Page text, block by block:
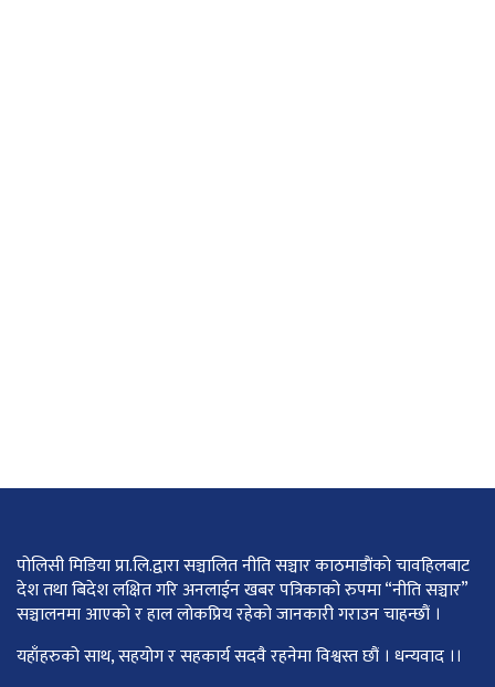
पोलिसी मिडिया प्रा.लि.द्वारा सञ्चालित नीति सञ्चार काठमाडाैंकाे चावहिलबाट
देश तथा बिदेश लक्षित गरि अनलाईन खबर पत्रिकाको रुपमा “नीति सञ्चार”
सञ्चालनमा आएको र हाल लोकप्रिय रहेको जानकारी गराउन चाहन्छौं ।
यहाँहरुको साथ, सहयोग र सहकार्य सदवै रहनेमा विश्वस्त छौं । धन्यवाद ।।